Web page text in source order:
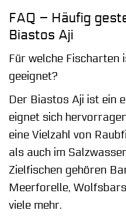
FAQ – Häufig
Biastos Aji
Für welche Fischarten
geeignet?
Der Biastos Aji ist ein
eignet sich
eine Vielzahl von
als auch im
Zielfischen gehören
Meerforelle,
viele mehr.